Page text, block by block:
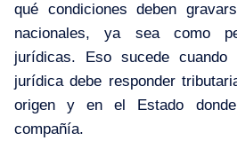
qué condiciones deben
nacionales, ya sea como
jurídicas. Eso sucede
jurídica debe responder
origen y en el Estado
compañía.